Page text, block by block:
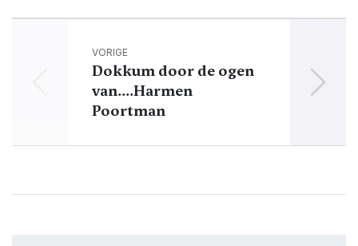
VORIGE
Dokkum door de ogen
van....Harmen
Poortman